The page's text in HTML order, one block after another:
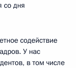
со дня
содействие
У нас
в том числе